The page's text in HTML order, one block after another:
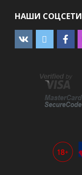
НАШИ СОЦСЕТИ